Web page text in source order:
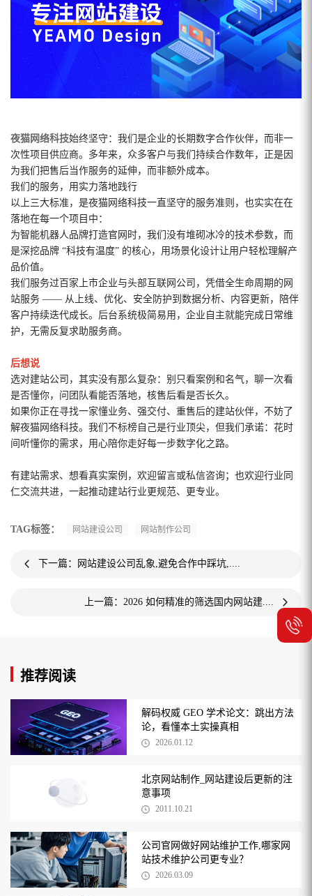
夜猫网络科技始终坚守：我们是企业的长期数字合作伙伴，而非一
次性项目供应商。多年来，众多客户与我们持续合作数年，正是因
为我们把售后当作服务的延伸，而非额外成本。
我们的服务，用实力落地践行
以上三大标准，是夜猫网络科技一直坚守的服务准则，也实实在在
落地在每一个项目中：
为智能机器人品牌打造官网时，我们没有堆砌冰冷的技术参数，而
是深挖品牌 “科技有温度” 的核心，用场景化设计让用户轻松理解产
品价值。
我们服务过百家上市企业与头部互联网公司，凭借全生命周期的网
站服务 —— 从上线、优化、安全防护到数据分析、内容更新，陪伴
客户持续迭代成长。后台系统极简易用，企业自主就能完成日常维
护，无需反复求助服务商。
后想说
选对建站公司，其实没有那么复杂：别只看案例和名气，聊一次看
是否懂你，问团队看能否落地，核售后看是否长久。
如果你正在寻找一家懂业务、强交付、重售后的建站伙伴，不妨了
解夜猫网络科技。我们不标榜自己是行业顶尖，但我们承诺：花时
间听懂你的需求，用心陪你走好每一步数字化之路。
有建站需求、想看真实案例，欢迎留言或私信咨询；也欢迎行业同
仁交流共进，一起推动建站行业更规范、更专业。
TAG标签： 网站建设公司 网站制作公司
下一篇：网站建设公司乱象,避免合作中踩坑,....
上一篇：2026 如何精准的筛选国内网站建....
推荐阅读
解码权威 GEO 学术论文：跳出方法
论，看懂本土实操真相
2026.01.12
北京网站制作_网站建设后更新的注
意事项
2011.10.21
公司官网做好网站维护工作,哪家网
站技术维护公司更专业？
2026.03.09